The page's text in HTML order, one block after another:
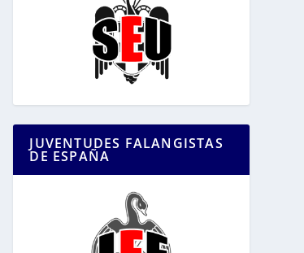
JUVENTUDES FALANGISTAS
DE ESPAÑA